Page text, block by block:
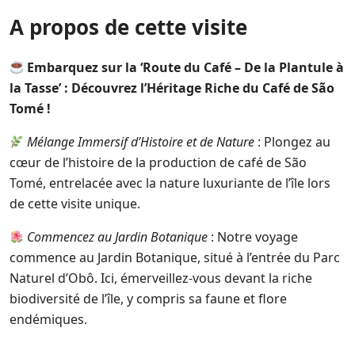
A propos de cette visite
Embarquez sur la ‘Route du Café – De la Plantule à
la Tasse’ : Découvrez l’Héritage Riche du Café de São
Tomé !
Mélange Immersif d’Histoire et de Nature : Plongez au
cœur de l’histoire de la production de café de São
Tomé, entrelacée avec la nature luxuriante de l’île lors
de cette visite unique.
Commencez au Jardin Botanique : Notre voyage
commence au Jardin Botanique, situé à l’entrée du Parc
Naturel d’Obô. Ici, émerveillez-vous devant la riche
biodiversité de l’île, y compris sa faune et flore
endémiques.